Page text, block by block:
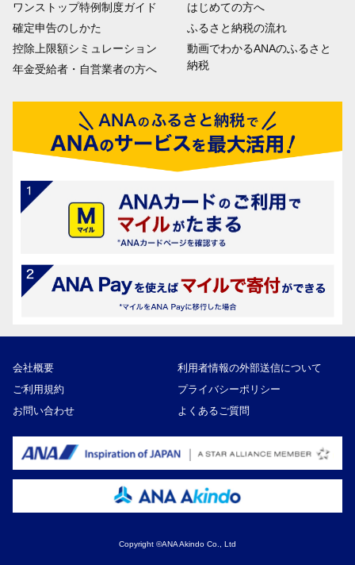
ワンストップ特例制度ガイド
確定申告のしかた
控除上限額シミュレーション
年金受給者・自営業者の方へ
はじめての方へ
ふるさと納税の流れ
動画でわかるANAのふるさと
納税
会社概要
利用者情報の外部送信について
ご利用規約
プライバシーポリシー
お問い合わせ
よくあるご質問
Copyright ©ANA Akindo Co., Ltd